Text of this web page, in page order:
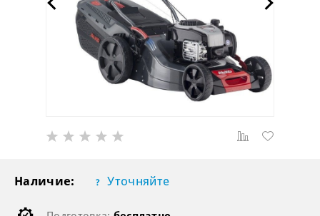
Наличие: Уточняйте